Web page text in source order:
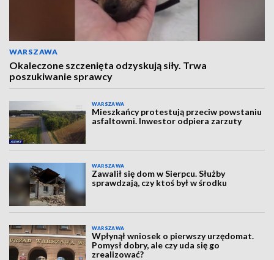
WARSZAWA
Okaleczone szczenięta odzyskują siły. Trwa
poszukiwanie sprawcy
WARSZAWA
Mieszkańcy protestują przeciw powstaniu
asfaltowni. Inwestor odpiera zarzuty
WARSZAWA
Zawalił się dom w Sierpcu. Służby
sprawdzają, czy ktoś był w środku
WARSZAWA
Wpłynął wniosek o pierwszy urzędomat.
Pomysł dobry, ale czy uda się go
zrealizować?